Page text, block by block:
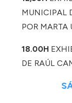
MUNICIPAL
POR MARTA
18.00H
DE RAÚL